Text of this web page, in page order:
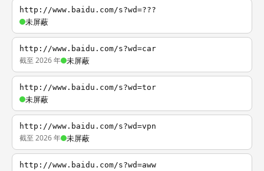
http://www.baidu.com/s?wd=???
未屏蔽
http://www.baidu.com/s?wd=car
截至 2026 年 未屏蔽
http://www.baidu.com/s?wd=tor
未屏蔽
http://www.baidu.com/s?wd=vpn
截至 2026 年 未屏蔽
http://www.baidu.com/s?wd=aww